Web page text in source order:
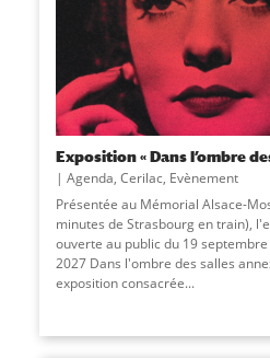
Exposition « Dans l’ombre
Agenda, Cerilac, Evènement
Présentée au Mémorial Alsace-
minutes de Strasbourg en train),
ouverte au public du 19
2027 Dans l'ombre des salles
exposition consacrée...